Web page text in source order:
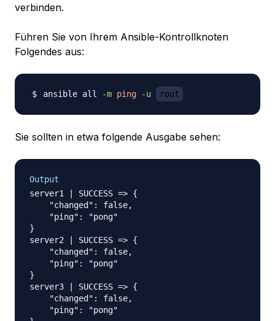
verbinden.
Führen Sie von Ihrem Ansible-Kontrollknoten
Folgendes aus:
ansible all -m ping -u root
Sie sollten in etwa folgende Ausgabe sehen:
Output
server1 | SUCCESS => {
    "changed": false,
    "ping": "pong"
}
server2 | SUCCESS => {
    "changed": false,
    "ping": "pong"
}
server3 | SUCCESS => {
    "changed": false,
    "ping": "pong"